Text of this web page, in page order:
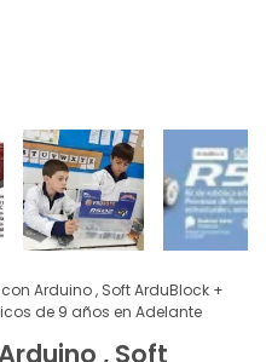
Arduino , Soft ArduBlock +
de 9 años en Adelante
, Soft